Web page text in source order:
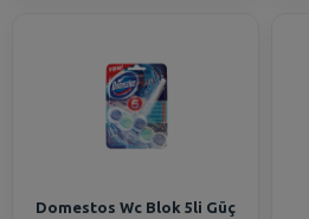
Domestos Wc Blok 5li Güç